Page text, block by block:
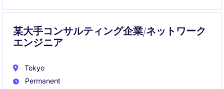
某大手コンサルティング企業/ネットワーク
エンジニア
Tokyo
Permanent